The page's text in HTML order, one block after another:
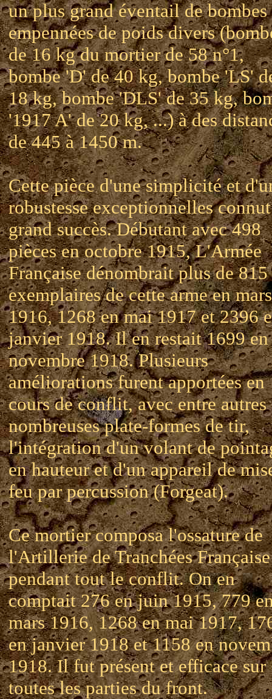
un plus grand éventail de bombes
empennées de poids divers
de 16 kg du mortier de 58 n°1,
bombe 'D' de 40 kg, bombe 'LS'
18 kg, bombe 'DLS' de 35 kg,
'1917 A' de 20 kg, ...) à des
de 445 à 1450 m.
Cette pièce d'une simplicité et
robustesse exceptionnelles
grand succès. Débutant avec 498
pièces en octobre 1915, L'Armée
Française dénombrait plus de 815
exemplaires de cette arme en mars
1916, 1268 en mai 1917 et 2396
janvier 1918. Il en restait 1699 en
novembre 1918. Plusieurs
améliorations furent apportées en
cours de conflit, avec entre autres
nombreuses plate-formes de tir,
l'intégration d'un volant de
en hauteur et d'un appareil de
feu par percussion (Forgeat).
Ce mortier composa l'ossature de
l'Artillerie de Tranchées Française
pendant tout le conflit. On en
comptait 276 en juin 1915, 779
mars 1916, 1268 en mai 1917,
en janvier 1918 et 1158 en
1918. Il fut présent et efficace sur
toutes les parties du front.